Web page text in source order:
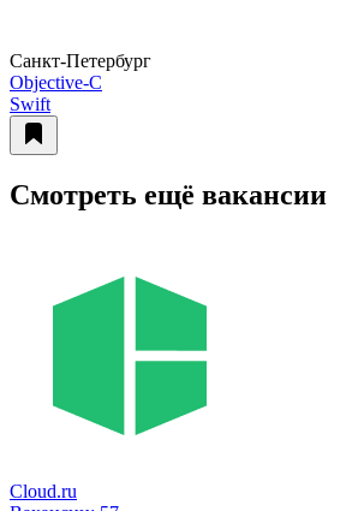
Санкт-Петербург
Objective-С
Swift
Смотреть ещё вакансии
Cloud.ru